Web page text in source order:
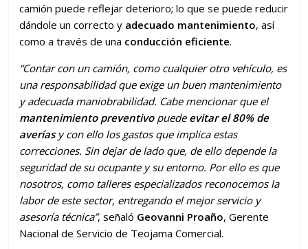
camión puede reflejar deterioro; lo que se puede reducir
dándole un correcto y adecuado mantenimiento, así
como a través de una conducción eficiente.
“Contar con un camión, como cualquier otro vehículo, es
una responsabilidad que exige un buen mantenimiento
y adecuada maniobrabilidad. Cabe mencionar que el
mantenimiento preventivopuede evitar el 80% de
averíasy con ello los gastos que implica estas
correcciones. Sin dejar de lado que, de ello depende la
seguridad de su ocupante y su entorno. Por ello es que
nosotros, como talleres especializados reconocemos la
labor de este sector, entregando el mejor servicio y
asesoría técnica”, señaló Geovanni Proaño, Gerente
Nacional de Servicio de Teojama Comercial.